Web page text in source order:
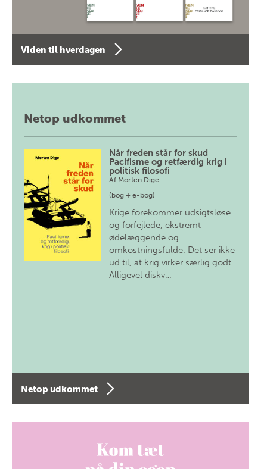
Viden til hverdagen
Netop udkommet
Når freden står for skud
Pacifisme og retfærdig krig i
politisk filosofi
Af Morten Dige
(bog + e-bog)
Krige forekommer udsigtsløse
og forfejlede, ekstremt
ødelæggende og
omkostningsfulde. Det ser ikke
ud til, at krig virker særlig godt.
Alligevel diskv…
Netop udkommet